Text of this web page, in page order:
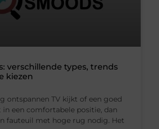
verschillende types, trends
kiezen
ontspannen TV kijkt of een goed
in een comfortabele positie, dan
fauteuil met hoge rug nodig. Het